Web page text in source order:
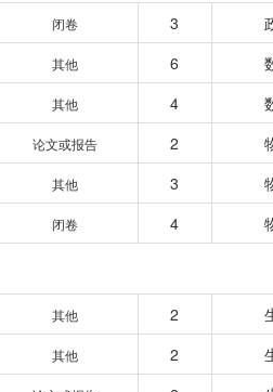
闭卷 3
其他 6
其他 4
论文或报告 2
其他 3
闭卷 4
其他 2
其他 2